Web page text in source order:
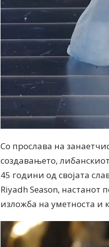
Со прослава на
создавањето,
45 години од својата
Riyadh Season, настанот
изложба на уметноста и